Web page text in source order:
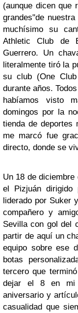
(aunque dicen que
grandes"de
muchísimo su
Athletic Club de
Guerrero. Un
literalmente tiró la
su club (One
durante años.
habíamos visto
domingos por la
tienda de
me marcó fue
directo, donde se
Un 18 de
el Pizjuán dirigido
liderado por Suker
compañero y
Sevilla con gol del
partir de aquí un
equipo sobre ese
botas
tercero que
dejar el 8 en mi
aniversario y
casualidad que